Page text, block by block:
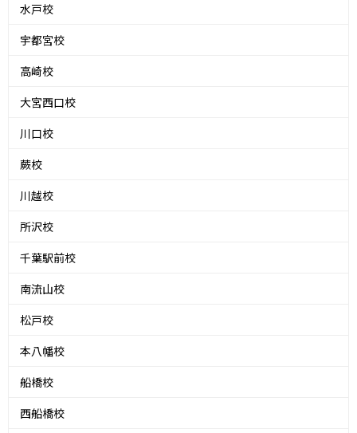
水戸校
宇都宮校
高崎校
大宮西口校
川口校
蕨校
川越校
所沢校
千葉駅前校
南流山校
松戸校
本八幡校
船橋校
西船橋校